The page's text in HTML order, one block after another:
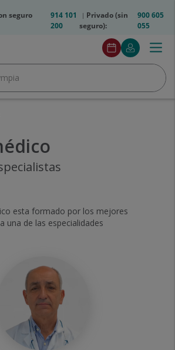
914 101
200
seguro
900 605
055
Privado (sin
seguro):
Olympia2
btn
Pedir
Pedir
cita
Mi
Menú
esta formado por los mejores
una de las especialidades